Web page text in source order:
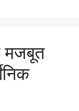
मजबूत